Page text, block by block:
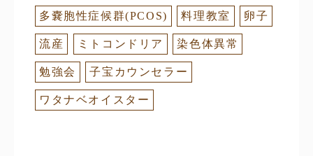
多嚢胞性症候群(PCOS) 料理教室 卵子
流産 ミトコンドリア 染色体異常
勉強会 子宝カウンセラー
ワタナベオイスター